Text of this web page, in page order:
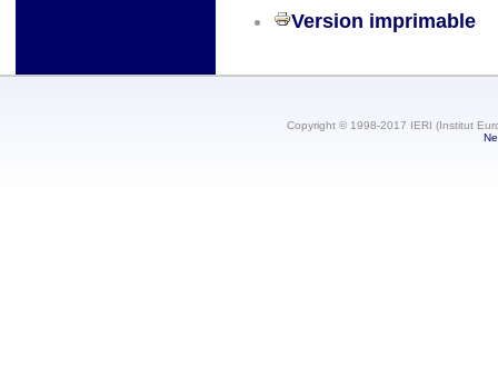
Version imprimable
Copyright © 1998-2017 IERI (Institut